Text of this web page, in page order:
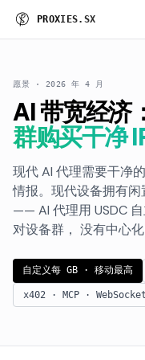
PROXI ES. SX
愿景 · 2026 年 4 月
AI 带宽经济：
群购买干净
现代 AI 代理需要干净
情报。现代设备拥有
—— AI 代理用 USDC
对设备群， 没有中心化
自定义每 GB · 移动最高
x402 · MCP · WebSocket